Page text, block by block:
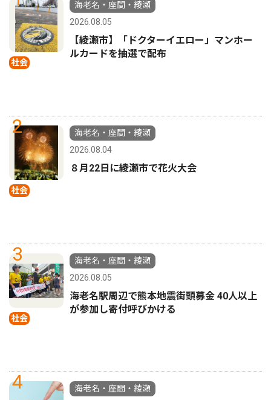
社会
海老名・座間・綾瀬
2026.08.05
【綾瀬市】「ドクターイエロー」マンホー
ルカードを抽選で配布
2
社会
海老名・座間・綾瀬
2026.08.04
８月22日に綾瀬市で花火大会
3
社会
海老名・座間・綾瀬
2026.08.05
海老名駅周辺で熊本地震街頭募金 40人以上
が参加し寄付呼びかける
4
海老名・座間・綾瀬